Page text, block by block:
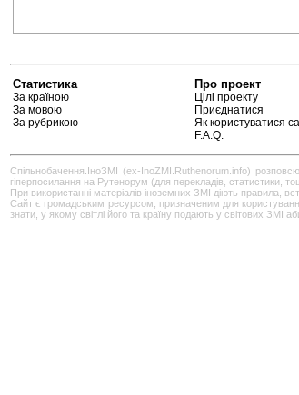
Статистика
За країною
За мовою
За рубрикою
Про проект
Цілі проекту
Приєднатися
Як користуватися
F.A.Q.
Спільнобачення.ІноЗМІ (ex-InoZMI.Ruthenorum.info)
гіперпосилання на Рутенорум (для перекладів, статистики,
При використанні матеріалів іноземних ЗМІ діють правила,
Сайт є громадським ресурсом, призначеним для користування
знати, у якому світлі його та країну подають у світових ЗМІ